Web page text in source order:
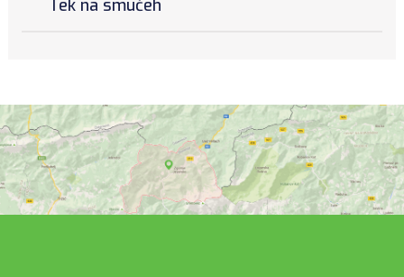
Tek na smučeh